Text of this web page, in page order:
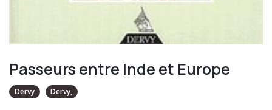
Passeurs entre Inde et Europe
Dervy Dervy,